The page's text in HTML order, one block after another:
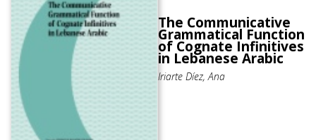
The Communicative
Grammatical Function
of Cognate Infinitives
in Lebanese Arabic
Iriarte Díez, Ana